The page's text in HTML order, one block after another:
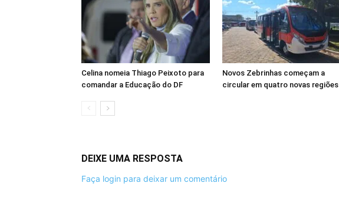
Celina nomeia Thiago Peixoto para
comandar a Educação do DF
Novos Zebrinhas começam a
circular em quatro novas regiões
DEIXE UMA RESPOSTA
Faça login para deixar um comentário